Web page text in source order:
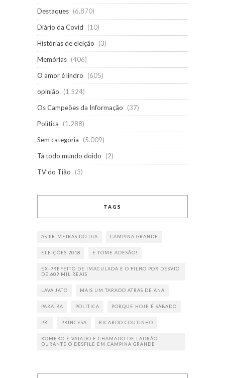
Destaques (6.870)
Diário da Covid
(10)
Histórias de eleição
(3)
Memórias (406)
O amor é lindro
(605)
opinião
(1.524)
Os Campeões da Informação
(37)
Política
(1.288)
Sem categoria
(5.009)
Tá todo mundo doido
(2)
TV do Tião
(3)
TAGS
AS PRIMEIRAS DO DIA CAMPINA GRANDE
ELEIÇÕES 2018 E TOME ADESÃO!
EX-PREFEITO DE IMACULADA E O FILHO POR DESVIO
DE 609 MIL REAIS
LAVA JATO MAIS UM TARADO ATRÁS DE ANA
PARAÍBA POLÍTICA PORQUE HOJE É SÁBADO
PR. PRINCESA RICARDO COUTINHO
ROMERO É VAIADO E CHAMADO DE LADRÃO
DURANTE O DESFILE EM CAMPINA GRANDE